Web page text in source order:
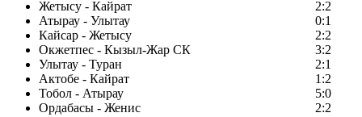
Жетысу - Кайрат
2:2
Атырау - Улытау
0:1
Кайсар - Жетысу
2:2
Окжетпес - Кызыл-Жар СК
3:2
Улытау - Туран
2:1
Актобе - Кайрат
1:2
Тобол - Атырау
5:0
Ордабасы - Женис
2:2